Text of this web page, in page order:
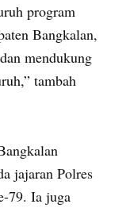
program
Bangkalan,
mendukung
tambah
jajaran Polres
79. Ia juga